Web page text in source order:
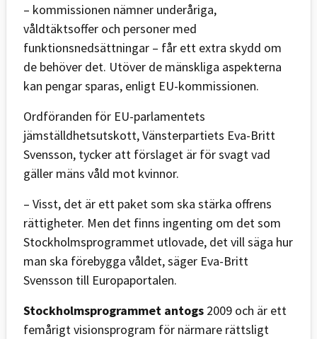
– kommissionen nämner underåriga,
våldtäktsoffer och personer med
funktionsnedsättningar – får ett extra skydd om
de behöver det. Utöver de mänskliga aspekterna
kan pengar sparas, enligt EU-kommissionen.
Ordföranden för EU-parlamentets
jämställdhetsutskott, Vänsterpartiets Eva-Britt
Svensson, tycker att förslaget är för svagt vad
gäller mäns våld mot kvinnor.
– Visst, det är ett paket som ska stärka offrens
rättigheter. Men det finns ingenting om det som
Stockholmsprogrammet utlovade, det vill säga hur
man ska förebygga våldet, säger Eva-Britt
Svensson till Europaportalen.
Stockholmsprogrammet antogs 2009 och är ett
femårigt visionsprogram för närmare rättsligt